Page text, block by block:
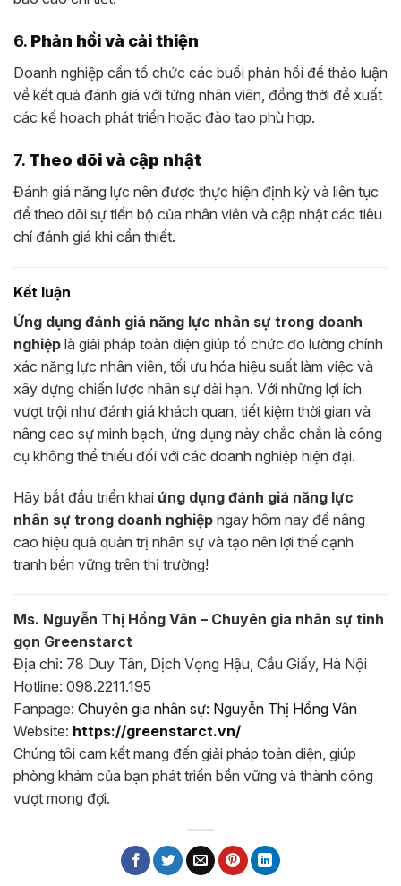
6. Phản hồi và cải thiện
Doanh nghiệp cần tổ chức các buổi phản hồi để thảo luận
về kết quả đánh giá với từng nhân viên, đồng thời đề xuất
các kế hoạch phát triển hoặc đào tạo phù hợp.
7. Theo dõi và cập nhật
Đánh giá năng lực nên được thực hiện định kỳ và liên tục
để theo dõi sự tiến bộ của nhân viên và cập nhật các tiêu
chí đánh giá khi cần thiết.
Kết luận
Ứng dụng đánh giá năng lực nhân sự trong doanh
nghiệp là giải pháp toàn diện giúp tổ chức đo lường chính
xác năng lực nhân viên, tối ưu hóa hiệu suất làm việc và
xây dựng chiến lược nhân sự dài hạn. Với những lợi ích
vượt trội như đánh giá khách quan, tiết kiệm thời gian và
nâng cao sự minh bạch, ứng dụng này chắc chắn là công
cụ không thể thiếu đối với các doanh nghiệp hiện đại.
Hãy bắt đầu triển khai ứng dụng đánh giá năng lực
nhân sự trong doanh nghiệp ngay hôm nay để nâng
cao hiệu quả quản trị nhân sự và tạo nên lợi thế cạnh
tranh bền vững trên thị trường!
Ms. Nguyễn Thị Hồng Vân – Chuyên gia nhân sự tinh
gọn Greenstarct
Địa chỉ: 78 Duy Tân, Dịch Vọng Hậu, Cầu Giấy, Hà Nội
Hotline: 098.2211.195
Fanpage: Chuyên gia nhân sự: Nguyễn Thị Hồng Vân
Website: https://greenstarct.vn/
Chúng tôi cam kết mang đến giải pháp toàn diện, giúp
phòng khám của bạn phát triển bền vững và thành công
vượt mong đợi.